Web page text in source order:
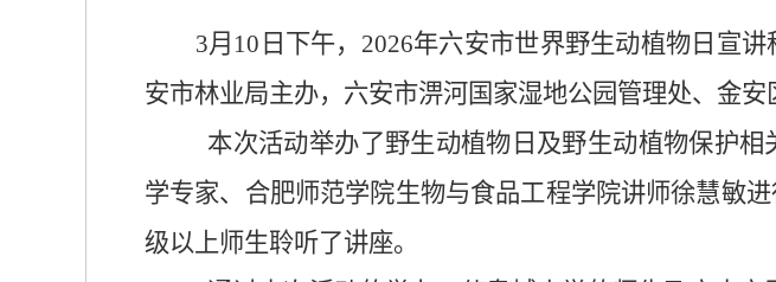
3月10日下午，2026年六安市世界野生动植物日宣
安市林业局主办，六安市淠河国家湿地公园管理处、金
本次活动举办了野生动植物日及野生动植物保护
学专家、合肥师范学院生物与食品工程学院讲师徐慧敏
级以上师生聆听了讲座。